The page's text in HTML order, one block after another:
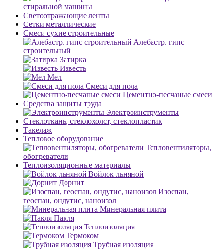
стиральной машины
Светоотражающие ленты
Сетки металлические
Смеси сухие строительные
Алебастр, гипс
строительный
Затирка
Известь
Мел
Смеси для пола
Цементно-песчаные смеси
Средства защиты труда
Электроинструменты
Стеклоткань, стеклохолст, стеклопластик
Такелаж
Тепловое оборудование
Тепловентиляторы,
обогреватели
Теплоизоляционные материалы
Войлок льняной
Дорнит
Изоспан,
геоспан, ондутис, наноизол
Минеральная плита
Пакля
Теплоизоляция
Термоком
Трубная изоляция